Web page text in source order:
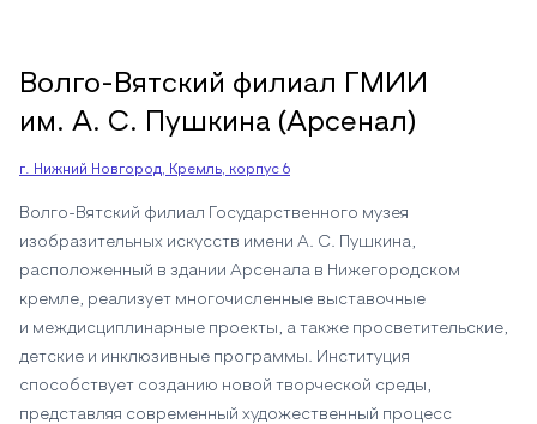
Волго-Вятский филиал ГМИИ
им. А. С. Пушкина (Арсенал)
г. Нижний Новгород, Кремль, корпус 6
Волго-Вятский филиал Государственного музея
изобразительных искусств имени А. С. Пушкина,
расположенный в здании Арсенала в Нижегородском
кремле, реализует многочисленные выставочные
и междисциплинарные проекты, а также просветительские,
детские и инклюзивные программы. Институция
способствует созданию новой творческой среды,
представляя современный художественный процесс